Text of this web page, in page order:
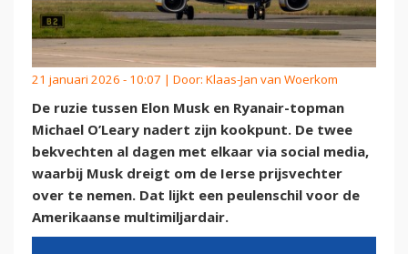
21 januari 2026 - 10:07 | Door: Klaas-Jan van Woerkom
De ruzie tussen Elon Musk en Ryanair-topman
Michael O’Leary nadert zijn kookpunt. De twee
bekvechten al dagen met elkaar via social media,
waarbij Musk dreigt om de Ierse prijsvechter
over te nemen. Dat lijkt een peulenschil voor de
Amerikaanse multimiljardair.